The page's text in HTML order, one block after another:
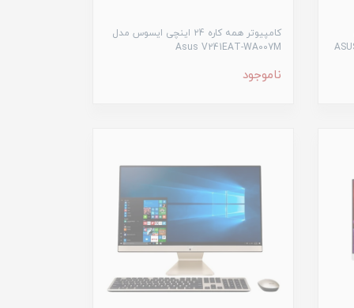
کامپیوتر همه کاره ۲4 اینچی ایسوس مدل
Asus V241EAT-WA007M
ناموجود